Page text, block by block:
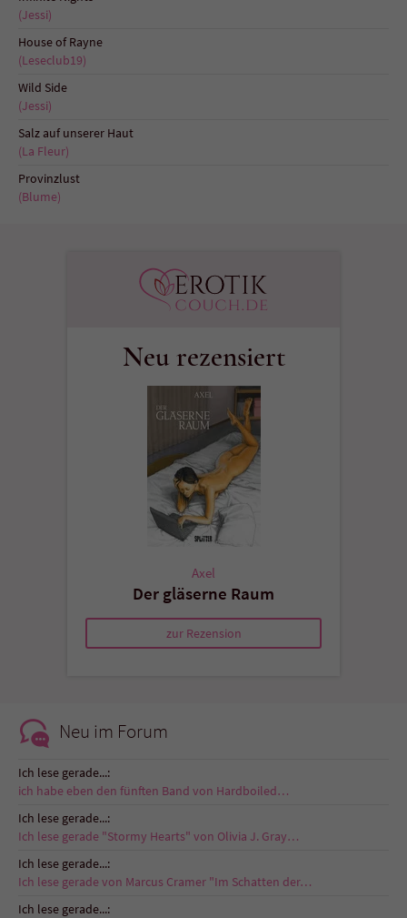
(Jessi)
House of Rayne
(Leseclub19)
Wild Side
(Jessi)
Salz auf unserer Haut
(La Fleur)
Provinzlust
(Blume)
Neu rezensiert
Axel
Der gläserne Raum
zur Rezension
Neu im Forum
Ich lese gerade...:
ich habe eben den fünften Band von Hardboiled…
Ich lese gerade...:
Ich lese gerade "Stormy Hearts" von Olivia J. Gray…
Ich lese gerade...:
Ich lese gerade von Marcus Cramer "Im Schatten der…
Ich lese gerade...: